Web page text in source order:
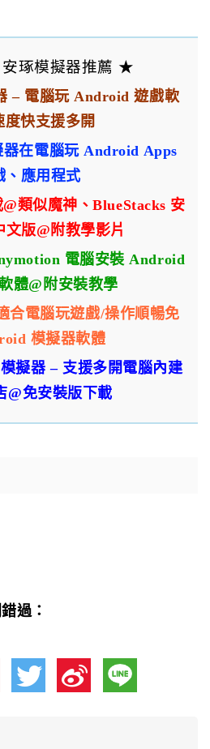
琢模擬器推薦 ★
– 電腦玩 Android 遊戲軟
度快支援多開
器在電腦玩 Android Apps
、應用程式
類似魔神、BlueStacks 安
文版@附教學影片
電腦安裝 Android
體@附安裝教學
合電腦玩遊戲/操作順暢免
模擬器軟體
擬器 – 支援多開電腦內建
@免安裝版下載
過：